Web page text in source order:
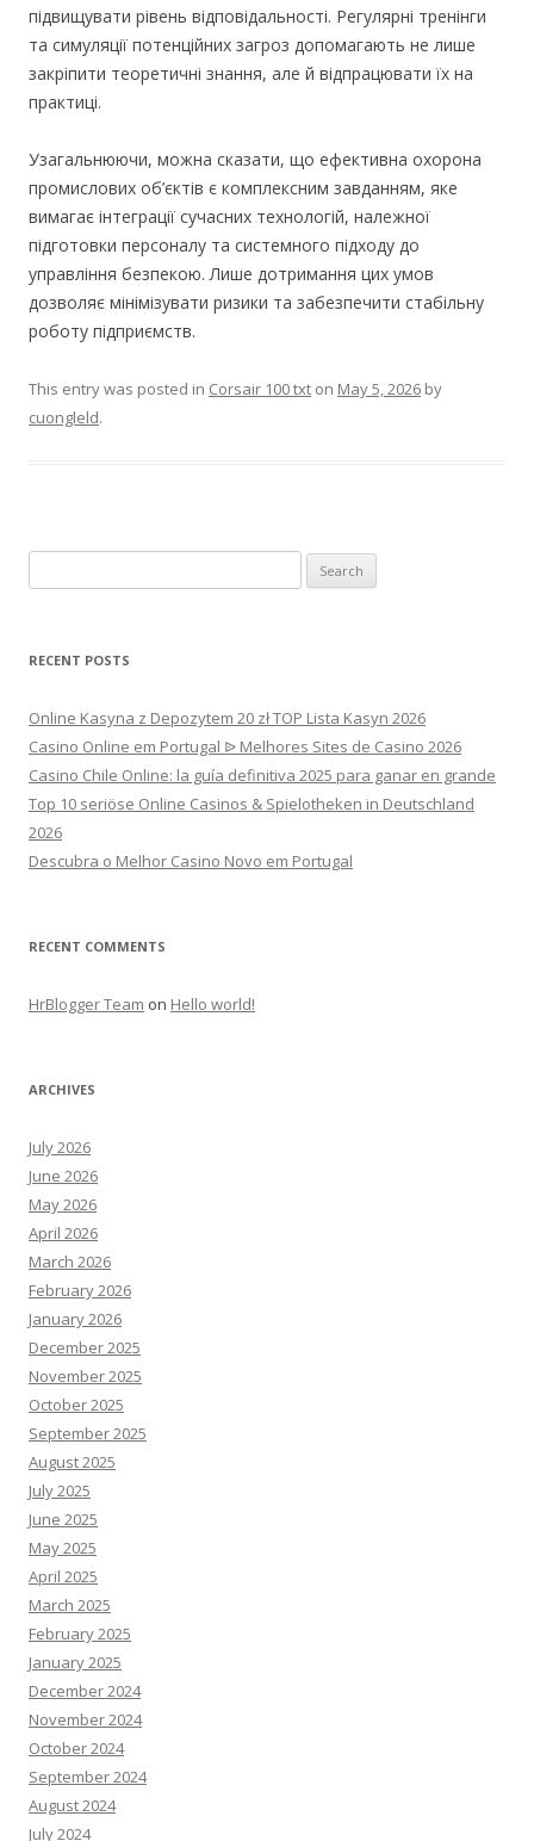
підвищувати рівень відповідальності. Регулярні тренінги
та симуляції потенційних загроз допомагають не лише
закріпити теоретичні знання, але й відпрацювати їх на
практиці.
Узагальнюючи, можна сказати, що ефективна охорона
промислових об’єктів є комплексним завданням, яке
вимагає інтеграції сучасних технологій, належної
підготовки персоналу та системного підходу до
управління безпекою. Лише дотримання цих умов
дозволяє мінімізувати ризики та забезпечити стабільну
роботу підприємств.
This entry was posted in Corsair 100 txt on May 5, 2026 by
cuongleld.
for:
RECENT POSTS
Online Kasyna z Depozytem 20 zł TOP Lista Kasyn 2026
Casino Online em Portugal ᐉ Melhores Sites de Casino 2026
Casino Chile Online: la guía definitiva 2025 para ganar en grande
Top 10 seriöse Online Casinos & Spielotheken in Deutschland
2026
Descubra o Melhor Casino Novo em Portugal
RECENT COMMENTS
HrBlogger Team on Hello world!
ARCHIVES
July 2026
June 2026
May 2026
April 2026
March 2026
February 2026
January 2026
December 2025
November 2025
October 2025
September 2025
August 2025
July 2025
June 2025
May 2025
April 2025
March 2025
February 2025
January 2025
December 2024
November 2024
October 2024
September 2024
August 2024
July 2024